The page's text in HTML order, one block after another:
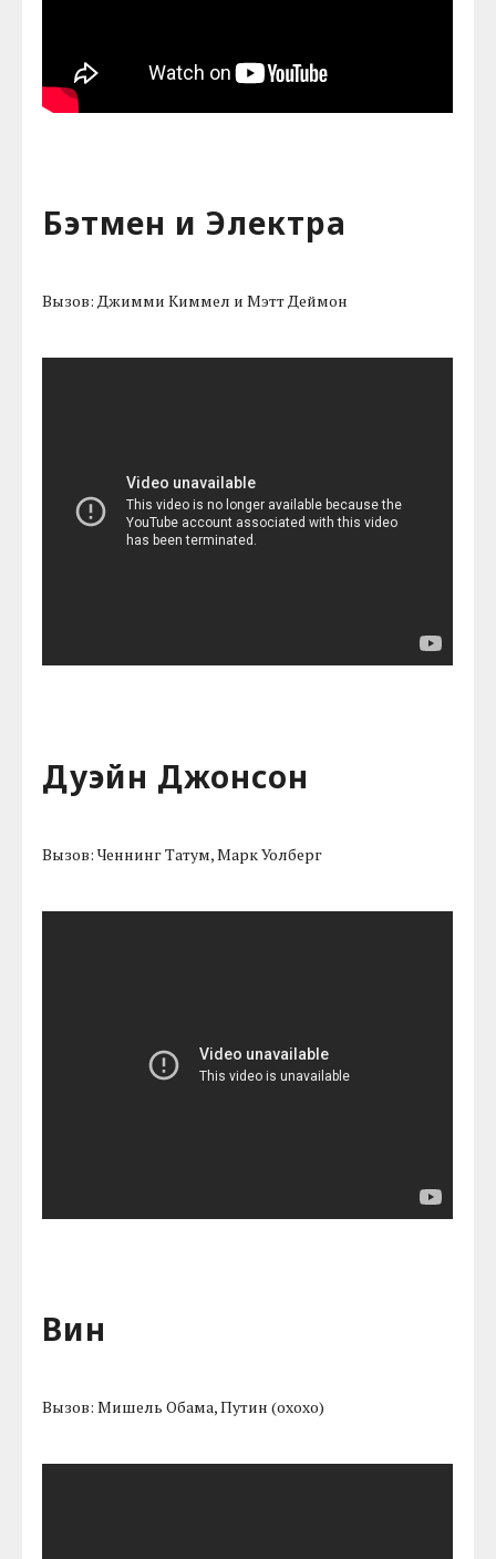
Бэтмен и Электра
Вызов: Джимми Киммел и Мэтт Деймон
Дуэйн Джонсон
Вызов: Ченнинг Татум, Марк Уолберг
Вин
Вызов: Мишель Обама, Путин (охохо)